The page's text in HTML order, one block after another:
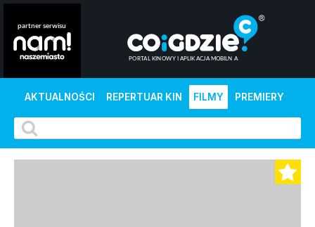
AKTUALNOŚCI REPERTUAR KIN FILMY PREMIERY